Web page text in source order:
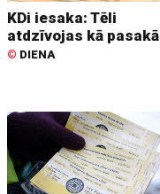
KDi iesaka: Tēli
atdzīvojas kā pasakā
© DIENA